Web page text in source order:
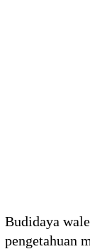
Budidaya
pengetahuan